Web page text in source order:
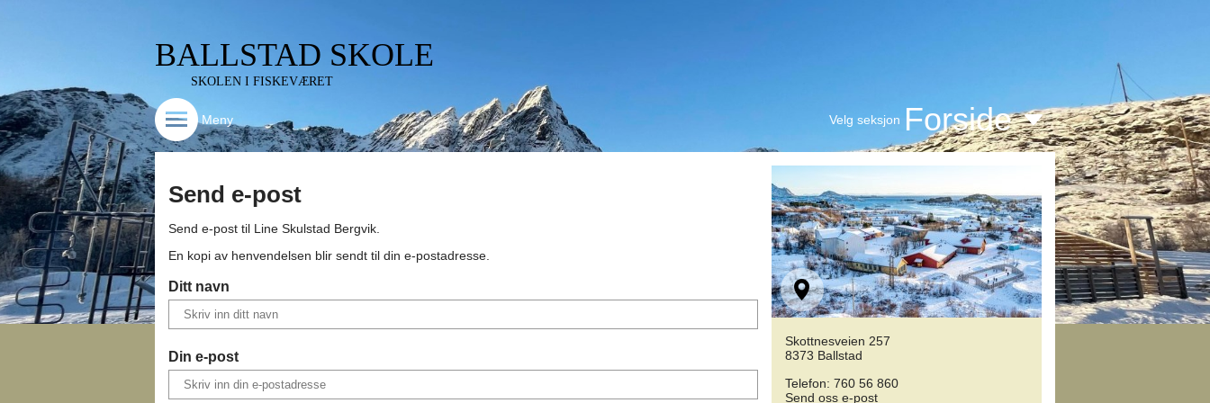
BALLSTAD SKOLE
SKOLEN I FISKEVÆRET
Meny Velg seksjon Forside
Skottnesveien 257
8373 Ballstad
Telefon: 760 56 860
Send oss e-post
Send e-post
Send e-post til Line Skulstad Bergvik.
En kopi av henvendelsen blir sendt til din e-postadresse.
Ditt navn
Din e-post